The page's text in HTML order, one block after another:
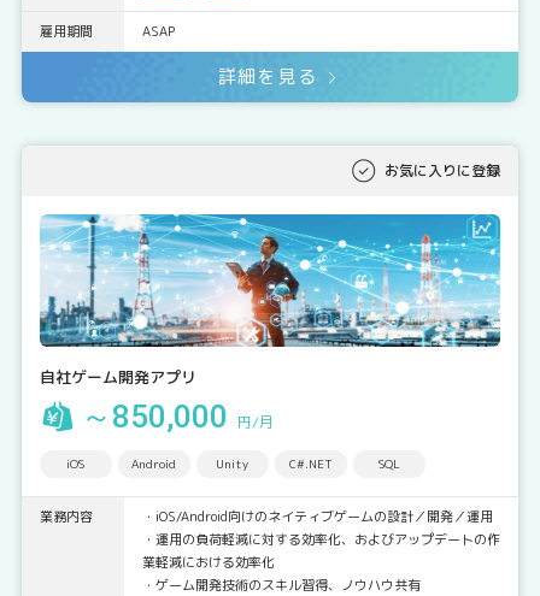
雇用期間 ASAP
詳細を見る
お気に入りに登録
自社ゲーム開発アプリ
～850,000 円/月
iOS Android Unity C#.NET SQL
業務内容
・iOS/Android向けのネイティブゲームの設計／開発／運用
・運用の負荷軽減に対する効率化、およびアップデートの作
業軽減における効率化
・ゲーム開発技術のスキル習得、ノウハウ共有